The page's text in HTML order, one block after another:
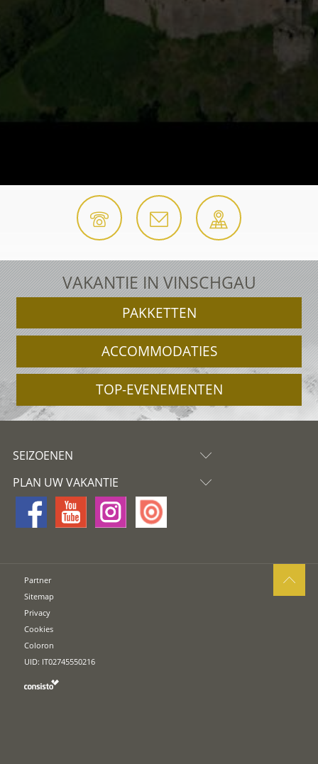
VAKANTIE IN VINSCHGAU
PAKKETTEN
ACCOMMODATIES
TOP-EVENEMENTEN
SEIZOENEN
PLAN UW VAKANTIE
Partner
Sitemap
Privacy
Cookies
Coloron
UID: IT02745550216